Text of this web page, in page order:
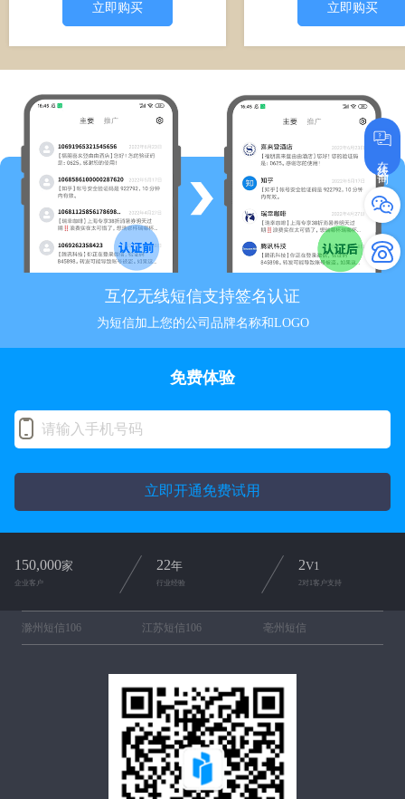
立即购买 立即购买
互亿无线短信支持签名认证
为短信加上您的公司品牌名称和LOGO
在线咨询
免费体验
立即开通免费试用
150,000家
企业客户
22年
行业经验
2V1
2对1客户支持
滁州短信106 江苏短信106 亳州短信